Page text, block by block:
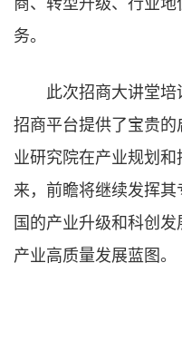
商、转型升级、行业
务。
此次招商大讲堂
招商平台提供了宝贵
业研究院在产业规划
来，前瞻将继续发挥
国的产业升级和科创发
产业高质量发展蓝图。